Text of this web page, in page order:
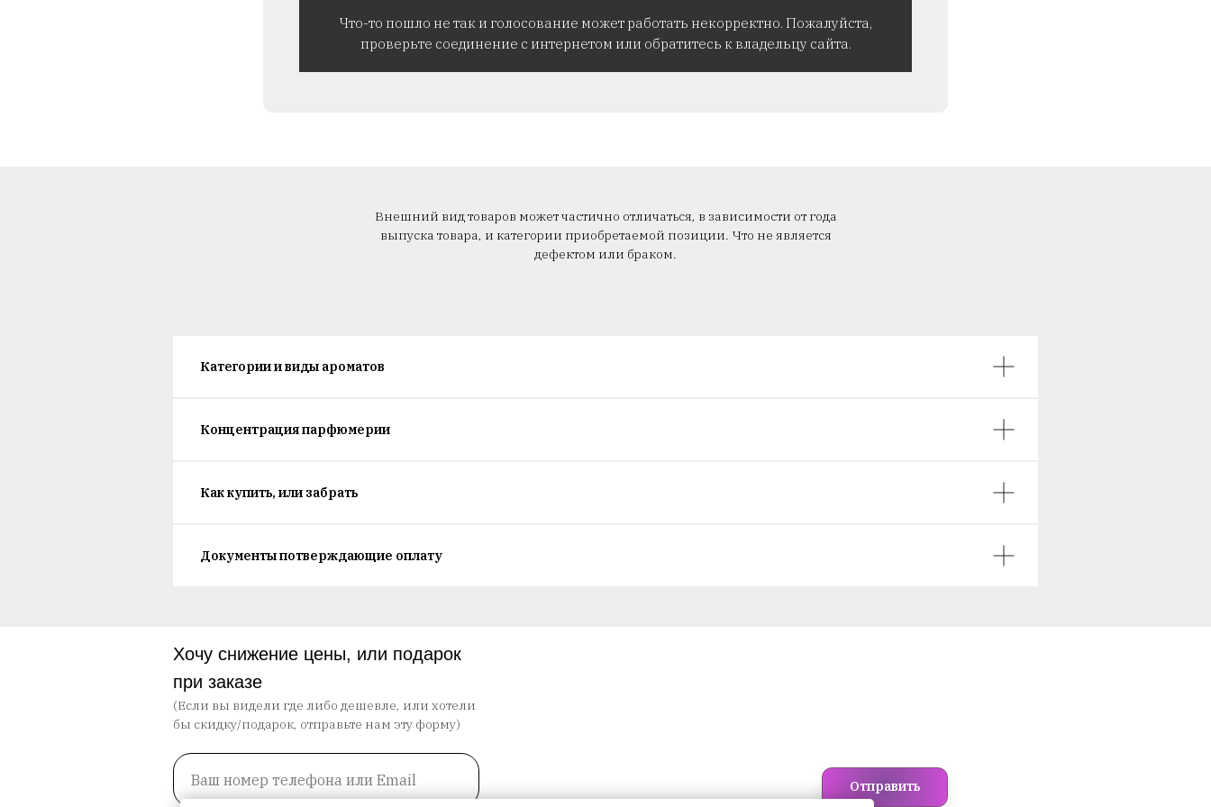
Что-то пошло не так и голосование может работать некорректно. Пожалуйста,
проверьте соединение с интернетом или обратитесь к владельцу сайта.
Внешний вид товаров может частично отличаться, в зависимости от года
выпуска товара, и категории приобретаемой позиции. Что не является
дефектом или браком.
Категории и виды ароматов
Концентрация парфюмерии
Как купить, или забрать
Документы потверждающие оплату
Хочу снижение цены, или подарок
при заказе
(Если вы видели где либо дешевле, или хотели
бы скидку/подарок, отправьте нам эту форму)
Ваш номер телефона или Email Отправить